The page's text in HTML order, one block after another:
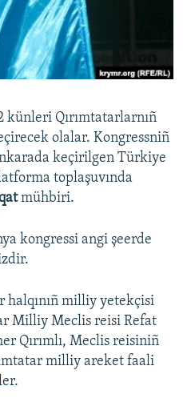
künleri Qırımtatarlarnıñ
olalar. Kongressniñ
keçirilgen Türkiye
toplaşuvında
mühbiri.
kongressi angi şeerde
halqınıñ milliy yetekçisi
Milliy Meclis reisi Refat
Qırımlı, Meclis reisiniñ
milliy areket faali